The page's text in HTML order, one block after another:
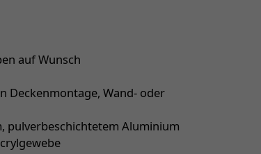
auf Wunsch
Deckenmontage, Wand- oder
pulverbeschichtetem Aluminium